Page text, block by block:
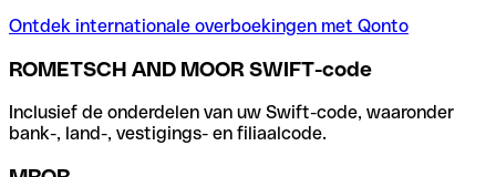
Ontdek internationale overboekingen met Qonto
ROMETSCH AND MOOR SWIFT-code
Inclusief de onderdelen van uw Swift-code, waaronder
bank-, land-, vestigings- en filiaalcode.